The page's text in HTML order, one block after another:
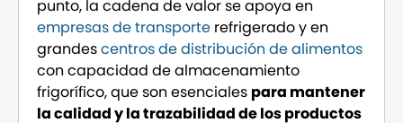
punto, la cadena de valor se apoya en
empresas de transporte refrigerado y en
grandescentros de distribución de alimentos
con capacidad de almacenamiento
frigorífico, que son esenciales para mantener
la calidad y la trazabilidad de los productos